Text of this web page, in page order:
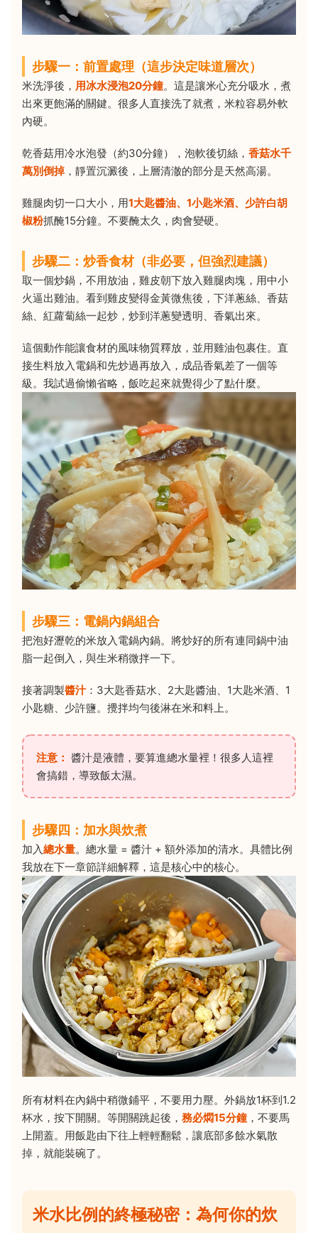
步驟一：前置處理（這步決定味道層次）
米洗淨後， 用冰水浸泡20分鐘。這是讓米心充分吸水，煮
出來更飽滿的關鍵。很多人直接洗了就煮，米粒容易外軟
內硬。
乾香菇用冷水泡發（約30分鐘），泡軟後切絲， 香菇水千
萬別倒掉，靜置沉澱後，上層清澈的部分是天然高湯。
雞腿肉切一口大小，用1大匙醬油、1小匙米酒、少許白胡
椒粉抓醃15分鐘。不要醃太久，肉會變硬。
步驟二：炒香食材（非必要，但強烈建議）
取一個炒鍋，不用放油，雞皮朝下放入雞腿肉塊，用中小
火逼出雞油。看到雞皮變得金黃微焦後，下洋蔥絲、香菇
絲、紅蘿蔔絲一起炒，炒到洋蔥變透明、香氣出來。
這個動作能讓食材的風味物質釋放，並用雞油包裹住。直
接生料放入電鍋和先炒過再放入，成品香氣差了一個等
級。我試過偷懶省略，飯吃起來就覺得少了點什麼。
步驟三：電鍋內鍋組合
把泡好瀝乾的米放入電鍋內鍋。將炒好的所有連同鍋中油
脂一起倒入，與生米稍微拌一下。
接著調製醬汁：3大匙香菇水、2大匙醬油、1大匙米酒、1
小匙糖、少許鹽。攪拌均勻後淋在米和料上。
注意： 醬汁是液體，要算進總水量裡！很多人這裡
會搞錯，導致飯太濕。
步驟四：加水與炊煮
加入總水量。總水量 = 醬汁 + 額外添加的清水。具體比例
我放在下一章節詳細解釋，這是核心中的核心。
所有材料在內鍋中稍微鋪平，不要用力壓。外鍋放1杯到1.2
杯水，按下開關。等開關跳起後， 務必燜15分鐘，不要馬
上開蓋。用飯匙由下往上輕輕翻鬆，讓底部多餘水氣散
掉，就能裝碗了。
米水比例的終極秘密：為何你的炊